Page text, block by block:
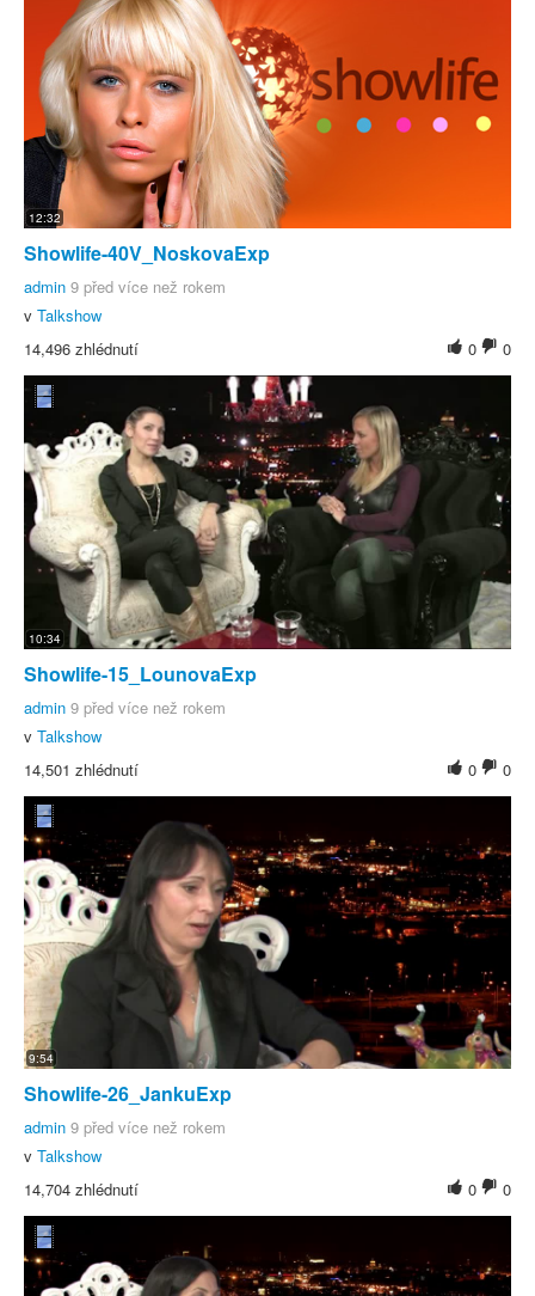
12:32
Showlife-40V_NoskovaExp
admin 9 před více než rokem
v Talkshow
0
0
14,496 zhlédnutí
10:34
Showlife-15_LounovaExp
admin 9 před více než rokem
v Talkshow
0
0
14,501 zhlédnutí
9:54
Showlife-26_JankuExp
admin 9 před více než rokem
v Talkshow
0
0
14,704 zhlédnutí